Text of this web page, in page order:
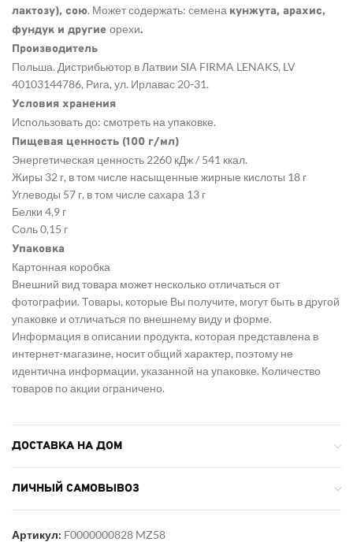
лактозу), сою. Может содержать: семена кунжута, арахис,
фундук и другие орехи.
Производитель
Польша. Дистрибьютор в Латвии SIA FIRMA LENAKS, LV
40103144786, Рига, ул. Ирлавас 20-31.
Условия хранения
Использовать до: смотреть на упаковке.
Пищевая ценность (100 г/мл)
Энергетическая ценность 2260 кДж / 541 ккал.
Жиры 32 г, в том числе насыщенные жирные кислоты 18 г
Углеводы 57 г, в том числе сахара 13 г
Белки 4,9 г
Соль 0,15 г
Упаковка
Картонная коробка
Внешний вид товара может несколько отличаться от
фотографии. Товары, которые Вы получите, могут быть в другой
упаковке и отличаться по внешнему виду и форме.
Информация в описании продукта, которая представлена в
интернет-магазине, носит общий характер, поэтому не
идентична информации, указанной на упаковке. Количество
товаров по акции ограничено.
ДОСТАВКА НА ДОМ
ЛИЧНЫЙ САМОВЫВОЗ
Артикул: F0000000828 MZ58